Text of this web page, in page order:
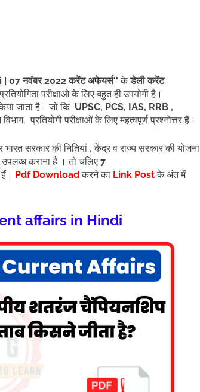
| 07 नवंबर2022 करेंट अफेयर्स''के डेली करेंट
परीक्षाओ के लिए बहुत ही उपयोगी है।
जाता है। जो कि UPSC, PCS, IAS, RRB ,
प्रतियोगी परीक्षाओं के लिए महत्वपूर्ण प्रश्नोत्तर हैं।
भारत सरकार की नितियां , केंद्र व राज्य सरकार की योजना
कराना है । तो चलिए 7
Pdf Downloadकरने का Link Postके अंत में
affairs in Hindi